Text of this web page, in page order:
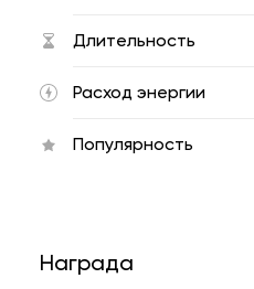
Длительность
Расход энергии
Популярность
Награда